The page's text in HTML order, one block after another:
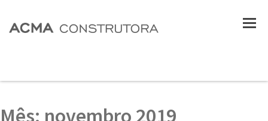
Mês: novembro 2019